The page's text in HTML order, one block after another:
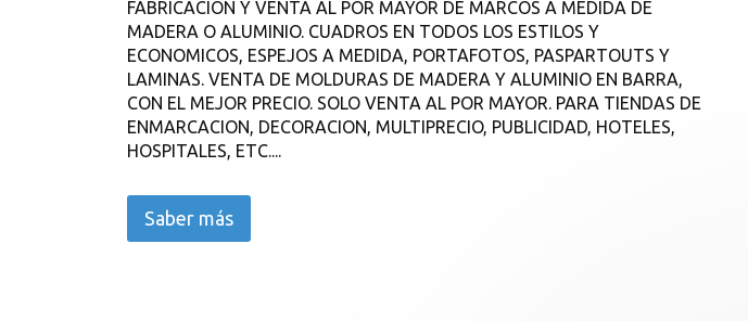
FABRICACION Y VENTA AL POR MAYOR DE MARCOS A MEDIDA DE
MADERA O ALUMINIO. CUADROS EN TODOS LOS ESTILOS Y
ECONOMICOS, ESPEJOS A MEDIDA, PORTAFOTOS, PASPARTOUTS Y
LAMINAS. VENTA DE MOLDURAS DE MADERA Y ALUMINIO EN BARRA,
CON EL MEJOR PRECIO. SOLO VENTA AL POR MAYOR. PARA TIENDAS DE
ENMARCACION, DECORACION, MULTIPRECIO, PUBLICIDAD, HOTELES,
HOSPITALES, ETC....
Saber más